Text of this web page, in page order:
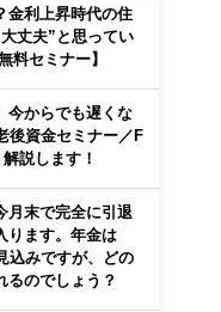
金利上昇時代の住
丈夫”と思ってい
料セミナー】
今からでも遅くな
後資金セミナー／F
説します！
月末で完全に引退
ります。年金は
込みですが、どの
るのでしょう？